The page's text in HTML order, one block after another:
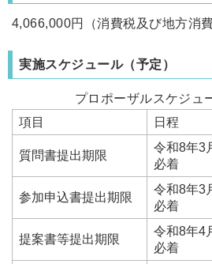
4,066,000円（消費税及び地方消
実施スケジュール（予定）
プロポーザルスケジュ
項目 日程
質問書提出期限
令和8年3
必着
参加申込書提出期限
令和8年3
必着
提案書等提出期限
令和8年4
必着